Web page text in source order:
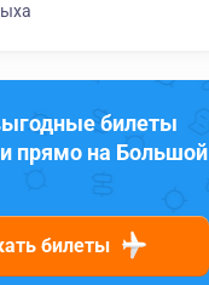
билеты
прямо на Большой
билеты